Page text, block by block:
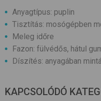
Anyagtípus: puplin
Tisztítás: mosógépben
Meleg időre
Fazon: fülvédős, hátul
Díszítés: anyagában
KAPCSOLÓDÓ